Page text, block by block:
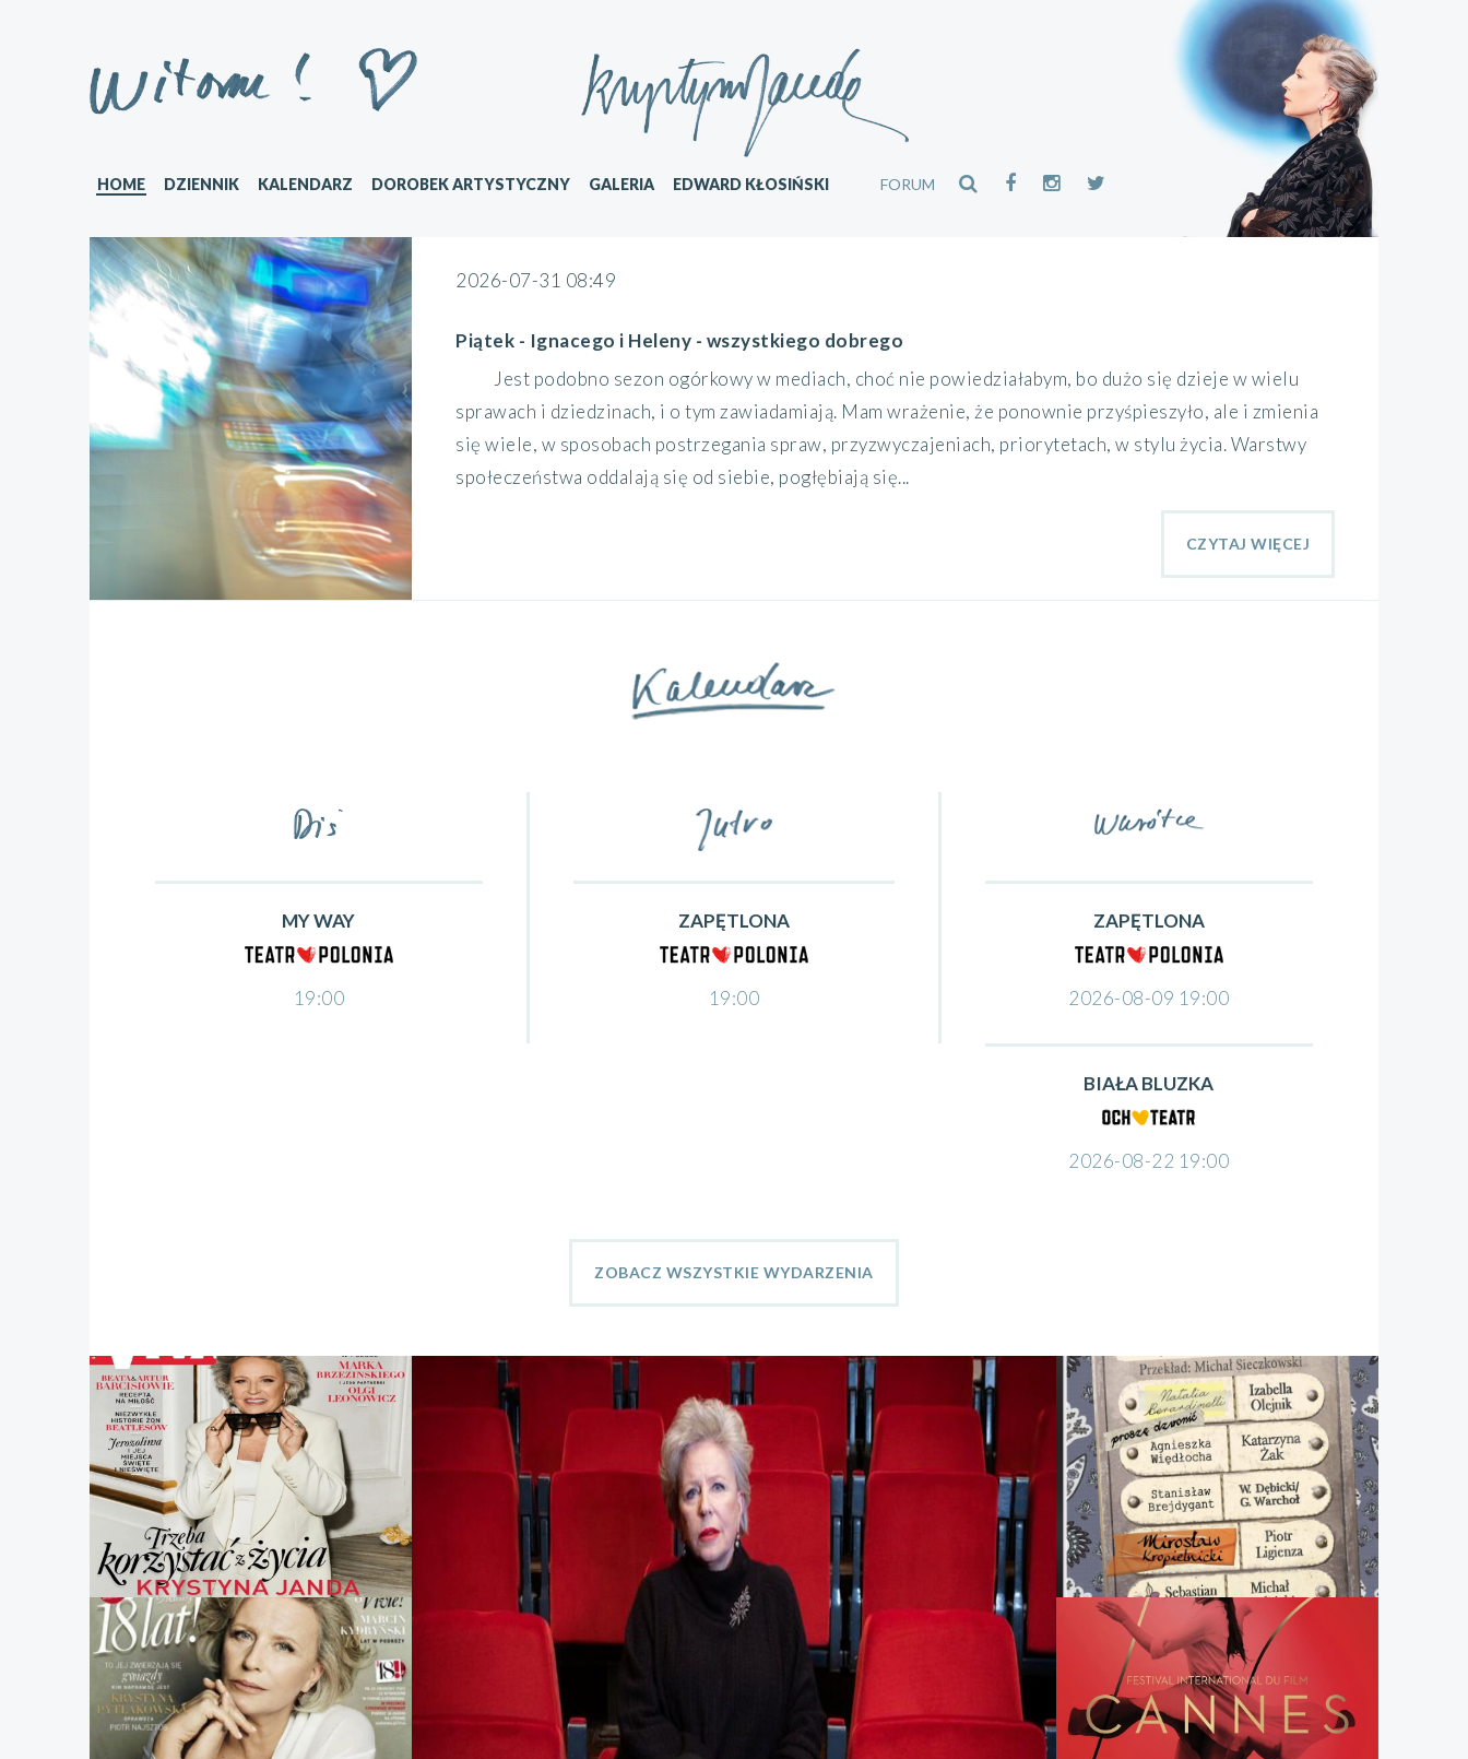
FORUM
HOME DZIENNIK KALENDARZ DOROBEK ARTYSTYCZNY GALERIA EDWARD KŁOSIŃSKI
2026-07-31 08:49
Piątek - Ignacego i Heleny - wszystkiego dobrego
Jest podobno sezon ogórkowy w mediach, choć nie powiedziałabym, bo dużo się dzieje w wielu
sprawach i dziedzinach, i o tym zawiadamiają. Mam wrażenie, że ponownie przyśpieszyło, ale i zmienia
się wiele, w sposobach postrzegania spraw, przyzwyczajeniach, priorytetach, w stylu życia. Warstwy
społeczeństwa oddalają się od siebie, pogłębiają się...
CZYTAJ WIĘCEJ
MY WAY
19:00
ZAPĘTLONA
19:00
ZAPĘTLONA
2026-08-09 19:00
BIAŁA BLUZKA
2026-08-22 19:00
ZOBACZ WSZYSTKIE WYDARZENIA